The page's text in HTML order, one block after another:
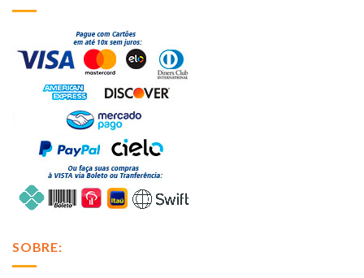
SOBRE: